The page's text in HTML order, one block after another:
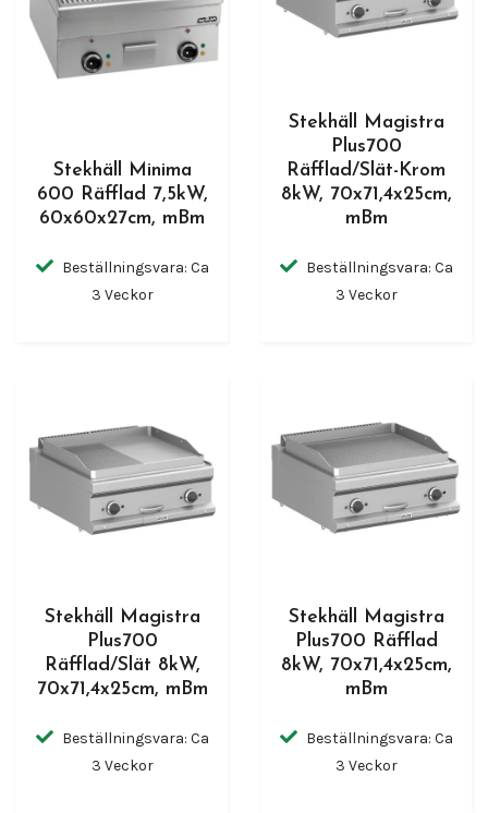
Stekhäll Minima
600 Räfflad 7,5kW,
60x60x27cm, mBm
Beställningsvara: Ca
3 Veckor
Stekhäll Magistra
Plus700
Räfflad/Slät-Krom
8kW, 70x71,4x25cm,
mBm
Beställningsvara: Ca
3 Veckor
Stekhäll Magistra
Plus700
Räfflad/Slät 8kW,
70x71,4x25cm, mBm
Beställningsvara: Ca
3 Veckor
Stekhäll Magistra
Plus700 Räfflad
8kW, 70x71,4x25cm,
mBm
Beställningsvara: Ca
3 Veckor